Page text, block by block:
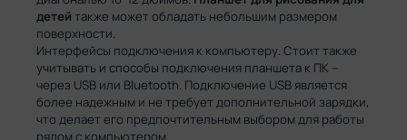
детей также может обладать небольшим размером
поверхности.
Интерфейсы подключения к компьютеру. Стоит также
учитывать и способы подключения планшета к ПК –
через USB или Bluetooth. Подключение USB является
более надежным и не требует дополнительной зарядки,
что делает его предпочтительным выбором для работы
рядом с компьютером.